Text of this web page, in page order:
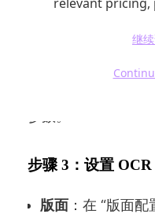
继
之后会弹出一个菜
步骤 3：设置
版面 ：在 “版面